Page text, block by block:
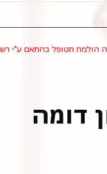
הולמת תטופל בהתאם ע"י
דומה